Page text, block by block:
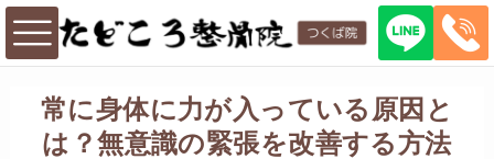
常に身体に力が入っている原因と
は？無意識の緊張を改善する方法